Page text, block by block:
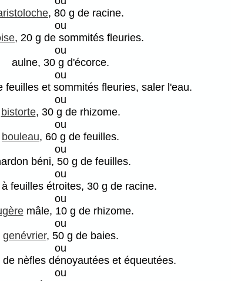
, 80 g de racine.
ou
, 20 g de sommités fleuries.
ou
aulne, 30 g d'écorce.
ou
feuilles et sommités fleuries, saler l'eau.
ou
bistorte, 30 g de rhizome.
ou
bouleau, 60 g de feuilles.
ou
béni, 50 g de feuilles.
ou
feuilles étroites, 30 g de racine.
ou
mâle, 10 g de rhizome.
ou
genévrier, 50 g de baies.
ou
de nèfles dénoyautées et équeutées.
ou